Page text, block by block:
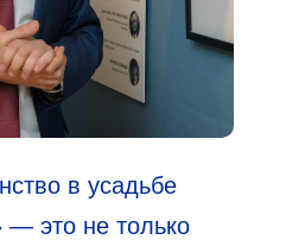
в усадьбе
— это не только